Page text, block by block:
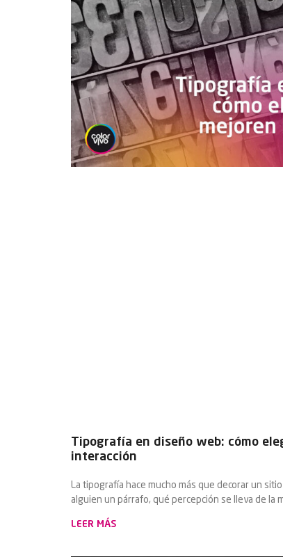
Tipografía en diseño web: cómo
interacción
La tipografía hace mucho más que decorar un
alguien un párrafo, qué percepción se lleva de la
LEER MÁS